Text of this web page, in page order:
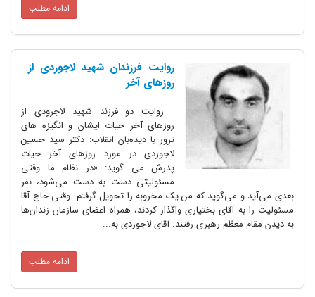
ادامه مطلب
روایت فرزندان شهید لاجوردی از
روزهای آخر
روایت دو فرزند شهید لاجرودی از
روزهای آخر حیات ایشان و انگیزه های
ترور با دیده‌بان انقلاب: دکتر سید حسین
لاجوردی در مورد روزهای آخر حیات
پدرش می گوید: «در نظام ما وقتی
مسئولیتی دست به دست می‌شود، نفر
بعدی می‌آید و می‌گوید که من یک مخروبه را تحویل گرفتم. وقتی حاج آقا
مسئولیت را به آقای بختیاری واگذار کردند، همراه اعضای سازمان زندان‌ها
به دیدن مقام معظم رهبری رفتند. آقای لاجوردی به...
ادامه مطلب